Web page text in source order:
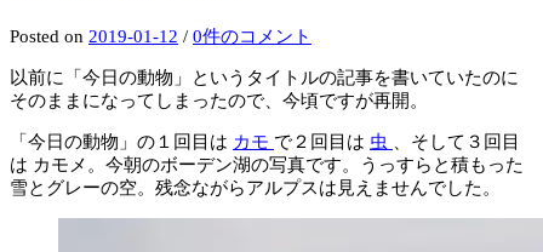
Posted on 2019-01-12 / 0件のコメント
以前に「今日の動物」というタイトルの記事を書いていたのに
そのままになってしまったので、今頃ですが再開。
「今日の動物」の１回目は カモ で２回目は 虫
、そして３回目
は カモメ。今朝のボーデン湖の写真です。うっすらと積もった
雪とグレーの空。残念ながらアルプスは見えませんでした。